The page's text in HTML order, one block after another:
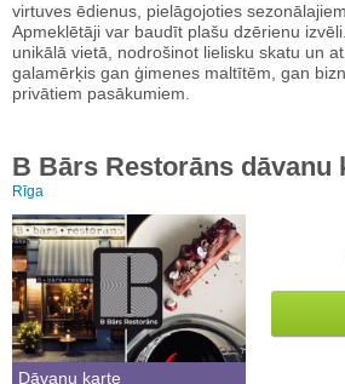
virtuves ēdienus, pielāgojoties
Apmeklētāji var baudīt plašu dzērienu
unikālā vietā, nodrošinot lielisku skatu un
galamērķis gan ģimenes maltītēm, gan
privātiem pasākumiem.
B Bārs Restorāns dāvanu
Rīga
Dāvanu karte